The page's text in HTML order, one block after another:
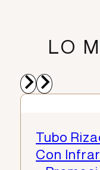
LO
Tubo
Con